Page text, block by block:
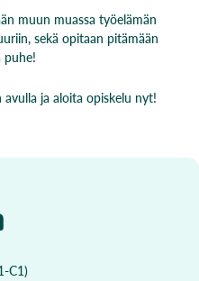
muun muassa työelämän
sekä opitaan pitämään
puhe!
ja aloita opiskelu nyt!
C1)